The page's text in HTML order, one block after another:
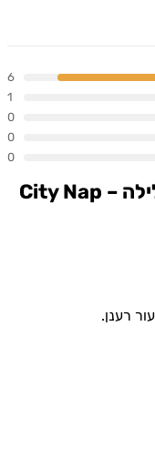
מסכת לחות לילה City Nap –